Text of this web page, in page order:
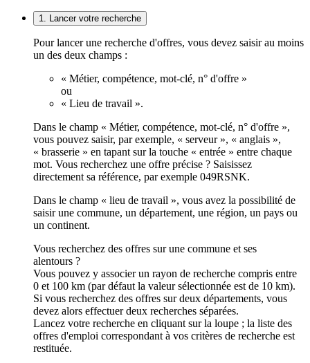
1. Lancer votre recherche
Pour lancer une recherche d'offres, vous devez saisir au moins
un des deux champs :
« Métier, compétence, mot-clé, n° d'offre »
ou
« Lieu de travail ».
Dans le champ « Métier, compétence, mot-clé, n° d'offre »,
vous pouvez saisir, par exemple, « serveur », « anglais »,
« brasserie » en tapant sur la touche « entrée » entre chaque
mot. Vous recherchez une offre précise ? Saisissez
directement sa référence, par exemple 049RSNK.
Dans le champ « lieu de travail », vous avez la possibilité de
saisir une commune, un département, une région, un pays ou
un continent.
Vous recherchez des offres sur une commune et ses
alentours ?
Vous pouvez y associer un rayon de recherche compris entre
0 et 100 km (par défaut la valeur sélectionnée est de 10 km).
Si vous recherchez des offres sur deux départements, vous
devez alors effectuer deux recherches séparées.
Lancez votre recherche en cliquant sur la loupe ; la liste des
offres d'emploi correspondant à vos critères de recherche est
restituée.